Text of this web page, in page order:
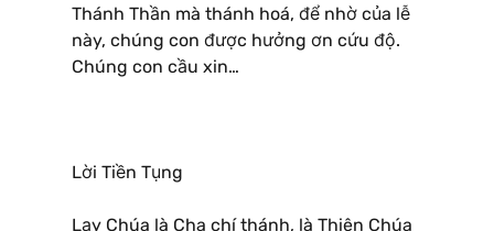
Thánh Thần mà thánh hoá, để nhờ của lễ
này, chúng con được hưởng ơn cứu độ.
Chúng con cầu xin…
Lời Tiền Tụng
Lạy Chúa là Cha chí thánh, là Thiên Chúa